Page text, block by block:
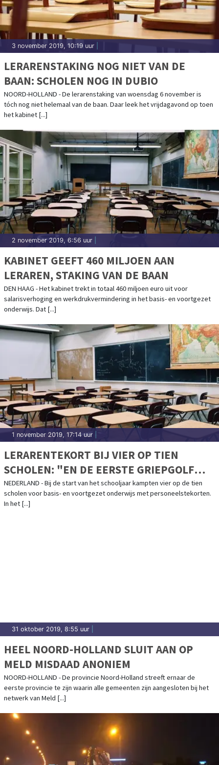
3 november 2019, 10:19 uur
LERARENSTAKING NOG NIET VAN DE
BAAN: SCHOLEN NOG IN DUBIO
NOORD-HOLLAND - De lerarenstaking van woensdag 6 november is
tóch nog niet helemaal van de baan. Daar leek het vrijdagavond op toen
het kabinet [...]
2 november 2019, 6:56 uur
KABINET GEEFT 460 MILJOEN AAN
LERAREN, STAKING VAN DE BAAN
DEN HAAG - Het kabinet trekt in totaal 460 miljoen euro uit voor
salarisverhoging en werkdrukvermindering in het basis- en voortgezet
onderwijs. Dat [...]
1 november 2019, 17:14 uur
LERARENTEKORT BIJ VIER OP TIEN
SCHOLEN: "EN DE EERSTE GRIEPGOLF
MOET NOG KOMEN"
NEDERLAND - Bij de start van het schooljaar kampten vier op de tien
scholen voor basis- en voortgezet onderwijs met personeelstekorten.
In het [...]
31 oktober 2019, 8:55 uur
HEEL NOORD-HOLLAND SLUIT AAN OP
MELD MISDAAD ANONIEM
NOORD-HOLLAND - De provincie Noord-Holland streeft ernaar de
eerste provincie te zijn waarin alle gemeenten zijn aangesloten bij het
netwerk van Meld [...]